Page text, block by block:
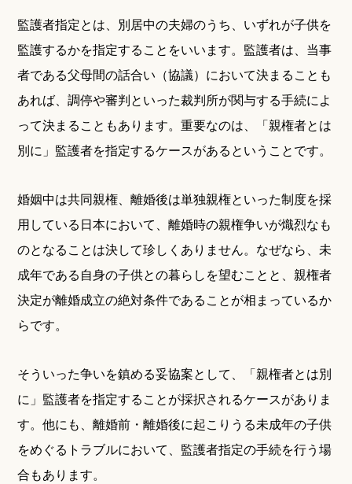
監護者指定とは、別居中の夫婦のうち、いずれが子供を
監護するかを指定することをいいます。監護者は、当事
者である父母間の話合い（協議）において決まることも
あれば、調停や審判といった裁判所が関与する手続によ
って決まることもあります。重要なのは、「親権者とは
別に」監護者を指定するケースがあるということです。
婚姻中は共同親権、離婚後は単独親権といった制度を採
用している日本において、離婚時の親権争いが熾烈なも
のとなることは決して珍しくありません。なぜなら、未
成年である自身の子供との暮らしを望むことと、親権者
決定が離婚成立の絶対条件であることが相まっているか
らです。
そういった争いを鎮める妥協案として、「親権者とは別
に」監護者を指定することが採択されるケースがありま
す。他にも、離婚前・離婚後に起こりうる未成年の子供
をめぐるトラブルにおいて、監護者指定の手続を行う場
合もあります。